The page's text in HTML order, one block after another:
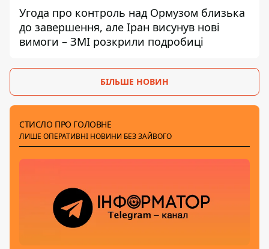
Угода про контроль над Ормузом близька
до завершення, але Іран висунув нові
вимоги – ЗМІ розкрили подробиці
БІЛЬШЕ НОВИН
СТИСЛО ПРО ГОЛОВНЕ
ЛИШЕ ОПЕРАТИВНІ НОВИНИ БЕЗ ЗАЙВОГО